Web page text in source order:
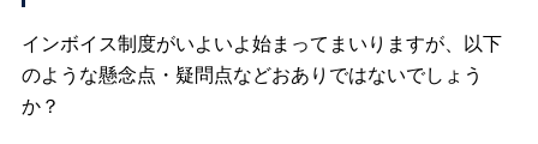
インボイス制度がいよいよ始まってまいりますが、以下
のような懸念点・疑問点などおありではないでしょう
か？